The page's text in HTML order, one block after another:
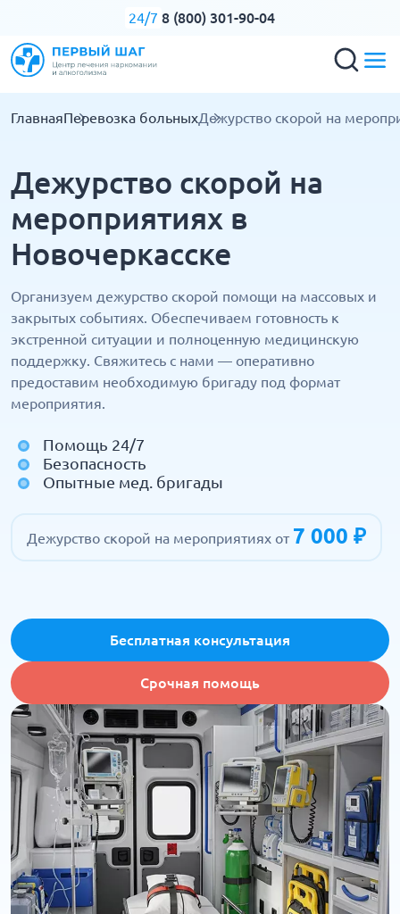
24/7 8 (800) 301-90-04
ГлавнаяПеревозка больныхДежурство скорой на
Дежурство скорой на
мероприятиях в
Новочеркасске
Организуем дежурство скорой помощи на массовых и
закрытых событиях. Обеспечиваем готовность к
экстренной ситуации и полноценную медицинскую
поддержку. Свяжитесь с нами — оперативно
предоставим необходимую бригаду под формат
мероприятия.
Помощь 24/7
Безопасность
Опытные мед. бригады
Дежурство скорой на мероприятиях от 7 000 ₽
Бесплатная консультация
Срочная помощь